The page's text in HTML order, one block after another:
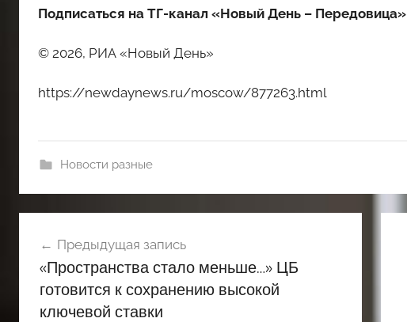
Подписаться на ТГ-канал «Новый День – Передовица»
© 2026, РИА «Новый День»
https://newdaynews.ru/moscow/877263.html
Новости разные
по
записям
Предыдущая запись
«Пространства стало меньше…» ЦБ
готовится к сохранению высокой
ключевой ставки